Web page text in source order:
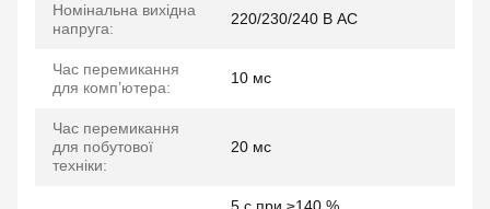
Номінальна вихідна
напруга:
220/230/240 В AC
Час перемикання
для комп’ютера:
10 мс
Час перемикання
для побутової
техніки:
20 мс